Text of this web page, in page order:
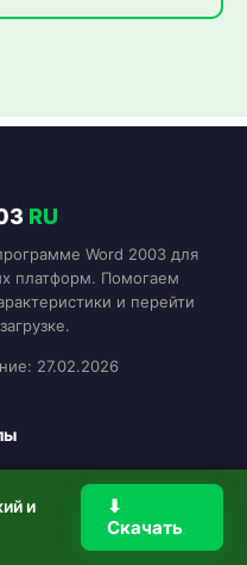
RU
Word 2003 для
платформ. Помогаем
и перейти
27.02.2026
и
⬇
Скачать